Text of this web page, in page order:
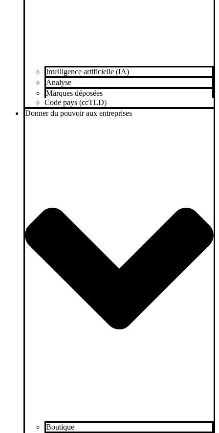
Intelligence artificielle (IA)
Analyse
Marques déposées
Code pays (ccTLD)
Donner du pouvoir aux entreprises
Boutique